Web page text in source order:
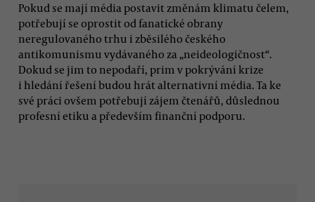
Pokud se mají média postavit změnám klimatu čelem,
potřebují se oprostit od fanatické obrany
neregulovaného trhu i zběsilého českého
antikomunismu vydávaného za „neideologičnost“.
Dokud se jim to nepodaří, prim v pokrývání krize
i hledání řešení budou hrát alternativní média. Ta ke
své práci ovšem potřebují zájem čtenářů, důslednou
profesní etiku a především finanční podporu.